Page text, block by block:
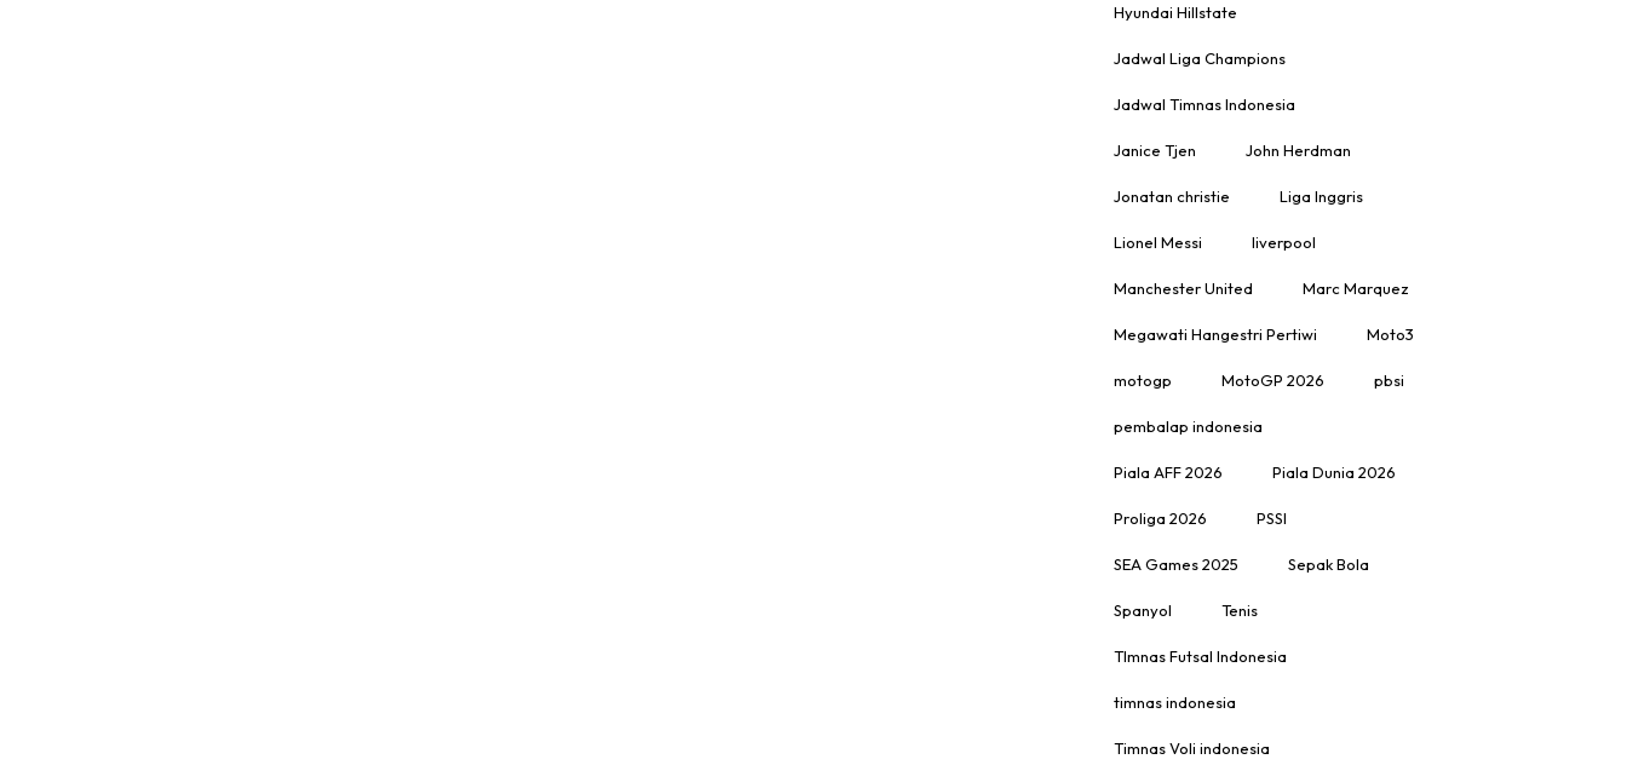
Hyundai Hillstate
Jadwal Liga Champions
Jadwal Timnas Indonesia
Janice Tjen John Herdman
Jonatan christie Liga Inggris
Lionel Messi liverpool
Manchester United Marc Marquez
Megawati Hangestri Pertiwi Moto3
motogp MotoGP 2026 pbsi
pembalap indonesia
Piala AFF 2026 Piala Dunia 2026
Proliga 2026 PSSI
SEA Games 2025 Sepak Bola
Spanyol Tenis
TImnas Futsal Indonesia
timnas indonesia
Timnas Voli indonesia